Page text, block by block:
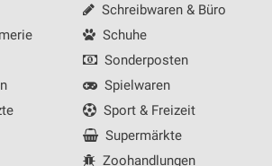
Schreibwaren & Büro
Schuhe
Sonderposten
Spielwaren
Sport & Freizeit
Supermärkte
Zoohandlungen